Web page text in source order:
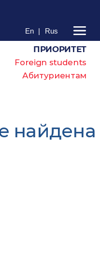
En | Rus
ПРИОРИТЕТ
Foreign students
Абитуриентам
найдена